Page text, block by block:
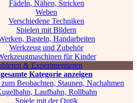
Fädeln, Nähen, Stricken
Weben
Verschiedene Techniken
Spielen mit Bildern
Basteln, Handarbeiten
Werkzeug und Zubehör
für Kinder
& Experimentieren
gesamte Kategorie anzeigen
Beobachten, Staunen, Nachahmen
Laufbahn, Rollbahn
Spiele mit der Optik